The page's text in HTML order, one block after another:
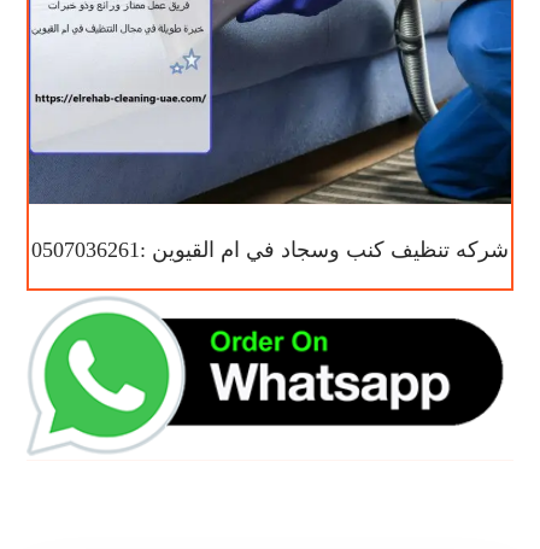
شركه تنظيف كنب وسجاد في ام القيوين :0507036261